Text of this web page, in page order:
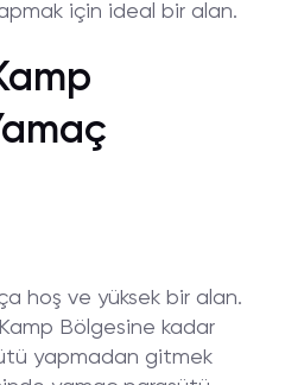
için ideal bir alan.
hoş ve yüksek bir alan.
Bölgesine kadar
yapmadan gitmek